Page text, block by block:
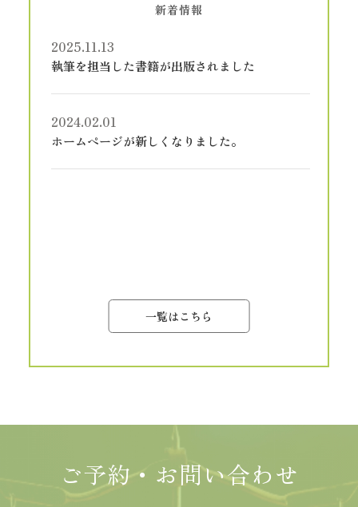
新着情報
一覧はこちら
2025.11.13
執筆を担当した書籍が出版されました
2024.02.01
ホームページが新しくなりました。
ご予約・お問い合わせ